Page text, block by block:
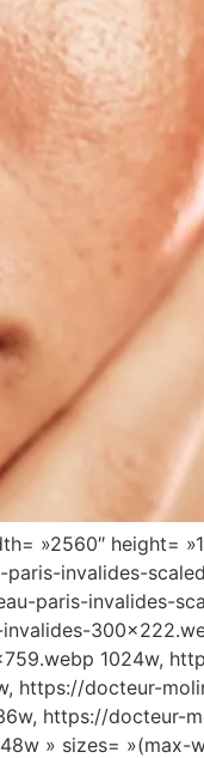
»2560″ height=
invalides-
paris-invalides-
1024w,
https://docteur-
https://docteur-
» sizes= »(max-